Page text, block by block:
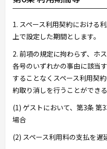
1. スペース利用契約における
上で設定した期間とします。
2. 前項の規定に拘わらず、ホ
各号のいずれかの事由に該当
することなくスペース利用契
約取り消しを行うことができる
(1) ゲストにおいて、第3条 第
場合
(2) スペース利用料の支払を遅